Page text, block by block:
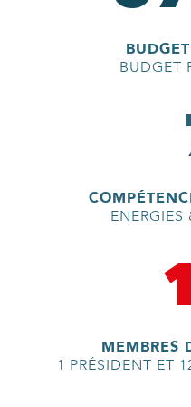
BUDGET
MEMBRES
1 PRÉSIDENT ET